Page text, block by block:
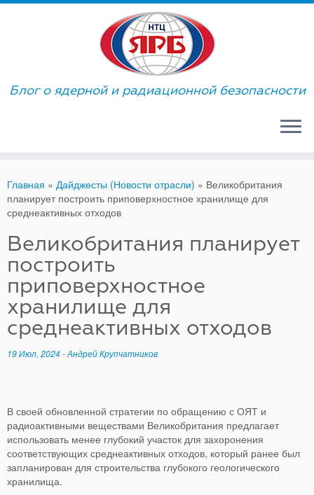
Skip
Блог о ядерной и радиационной безопасности
Главная » Дайджесты (Новости отрасли) » Великобритания
планирует построить приповерхностное хранилище для
среднеактивных отходов
Великобритания планирует
построить
приповерхностное
хранилище для
среднеактивных отходов
19 Июл, 2024-Андрей Крупчатников
В своей обновленной стратегии по обращению с ОЯТ и
радиоактивными веществами Великобритания предлагает
использовать менее глубокий участок для захоронения
соответствующих среднеактивных отходов, который ранее был
запланирован для строительства глубокого геологического
хранилища.